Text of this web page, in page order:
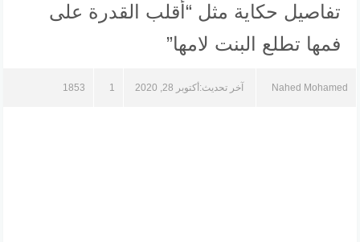
تفاصيل حكاية مثل “أقلب القدرة على
فمها تطلع البنت لامها”
Nahed Mohamed آخر تحديث: أكتوبر 28, 2020 1
1853